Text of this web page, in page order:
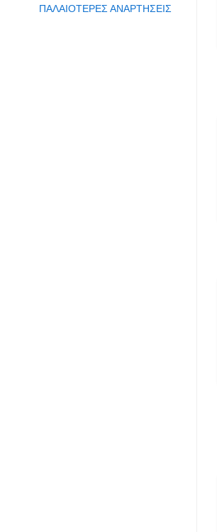
ΠΑΛΑΙΟΤΕΡΕΣ ΑΝΑΡΤΗΣΕΙΣ